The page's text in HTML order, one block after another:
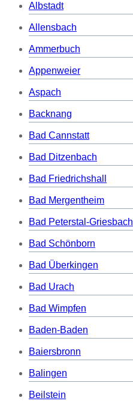
Albstadt
Allensbach
Ammerbuch
Appenweier
Aspach
Backnang
Bad Cannstatt
Bad Ditzenbach
Bad Friedrichshall
Bad Mergentheim
Bad Peterstal-Griesbach
Bad Schönborn
Bad Überkingen
Bad Urach
Bad Wimpfen
Baden-Baden
Baiersbronn
Balingen
Beilstein